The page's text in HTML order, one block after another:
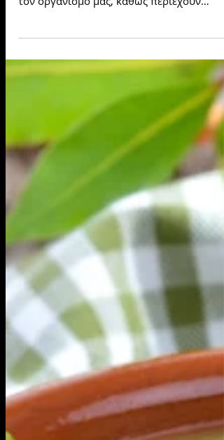
2 min read
Μεταβολισμός: Ποια φρούτα
θα με βοηθήσουν;
Είναι σε όλους γνώριμο πόση μεγάλη
σημασία έχει τα φρούτα και τα λαχανικά
τον οργανισμό μας, καθώς περιέχουν
σημαντικές ποσότητες...